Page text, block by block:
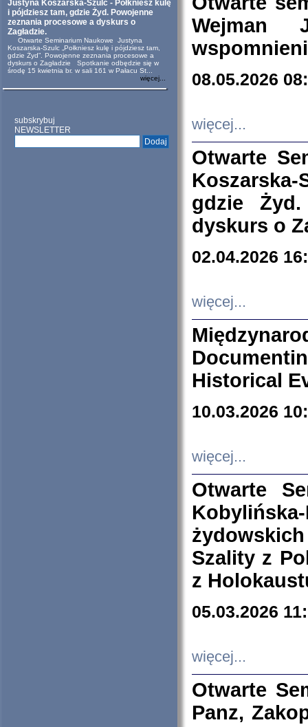
Justyna Koszarska-Szulc - Połkniesz kulę
i pójdziesz tam, gdzie Żyd. Powojenne
zeznania procesowe a dyskurs o
Zagładzie.
Otwarte Seminarium Naukowe Justyna
Koszarska-Szulc „Połkniesz kulę i pójdziesz tam,
gdzie Żyd”. Powojenne zeznania procesowe a
dyskurs o Zagładzie Spotkanie odbędzie się w
środę 15 kwietnia br. w sali 161 w Pałacu St...
więcej...
subskrybuj
NEWSLETTER
Wejman
08.05.2026
więcej...
Otwarte
Koszarska-
gdzie
dyskurs o
02.04.2026
więcej...
Historical
10.03.2026
więcej...
Otwarte
Szality z
z
05.03.2026
więcej...
Otwarte
Panz,